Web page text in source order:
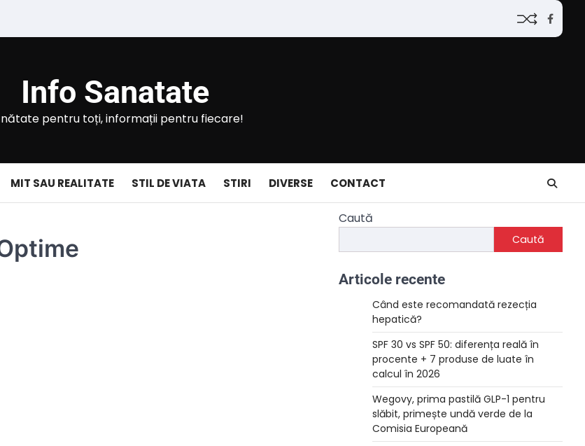
Info Sanatate
pentru toți, informații pentru fiecare!
MIT SAU REALITATE STIL DE VIATA STIRI DIVERSE CONTACT
Caută
Caută
Articole recente
Când este recomandată rezecția
hepatică?
SPF 30 vs SPF 50: diferența reală în
procente + 7 produse de luate în
calcul în 2026
Wegovy, prima pastilă GLP-1 pentru
slăbit, primește undă verde de la
Comisia Europeană